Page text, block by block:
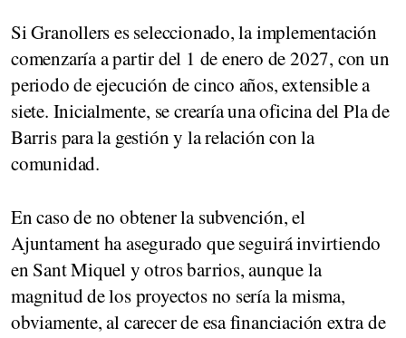
Si Granollers es seleccionado, la implementación
comenzaría a partir del 1 de enero de 2027, con un
periodo de ejecución de cinco años, extensible a
siete. Inicialmente, se crearía una oficina del Pla de
Barris para la gestión y la relación con la
comunidad.
En caso de no obtener la subvención, el
Ajuntament ha asegurado que seguirá invirtiendo
en Sant Miquel y otros barrios, aunque la
magnitud de los proyectos no sería la misma,
obviamente, al carecer de esa financiación extra de